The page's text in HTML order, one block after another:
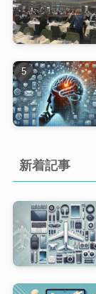
新着記事